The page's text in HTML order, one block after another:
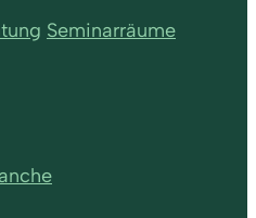
Seminarräume